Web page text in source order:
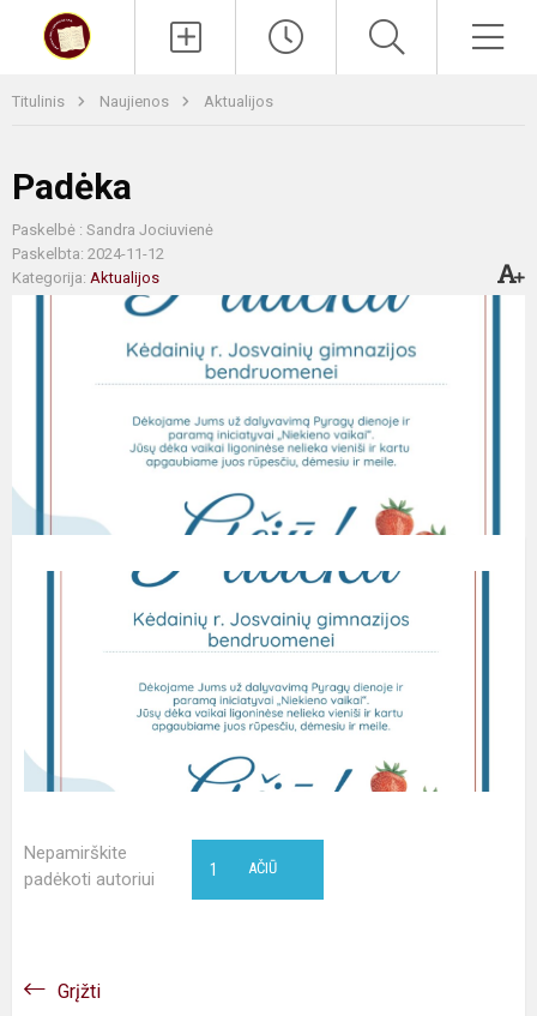
Titulinis Naujienos Aktualijos
Padėka
Paskelbė : Sandra Jociuvienė
Paskelbta: 2024-11-12
Kategorija: Aktualijos
Nepamirškite
padėkoti autoriui
AČIŪ
1
Grįžti